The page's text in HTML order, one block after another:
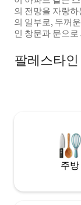
의 전망을 자랑
의 일부로, 두꺼
인 창문과 문으
평화로운 분위기
테라스가 있습
된 주방, 전용 욕
팔레스타
주방